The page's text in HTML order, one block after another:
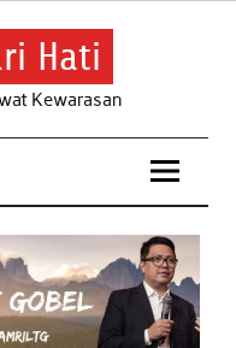
Hati
Kewarasan